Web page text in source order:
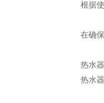
根据
在确
热水
热水